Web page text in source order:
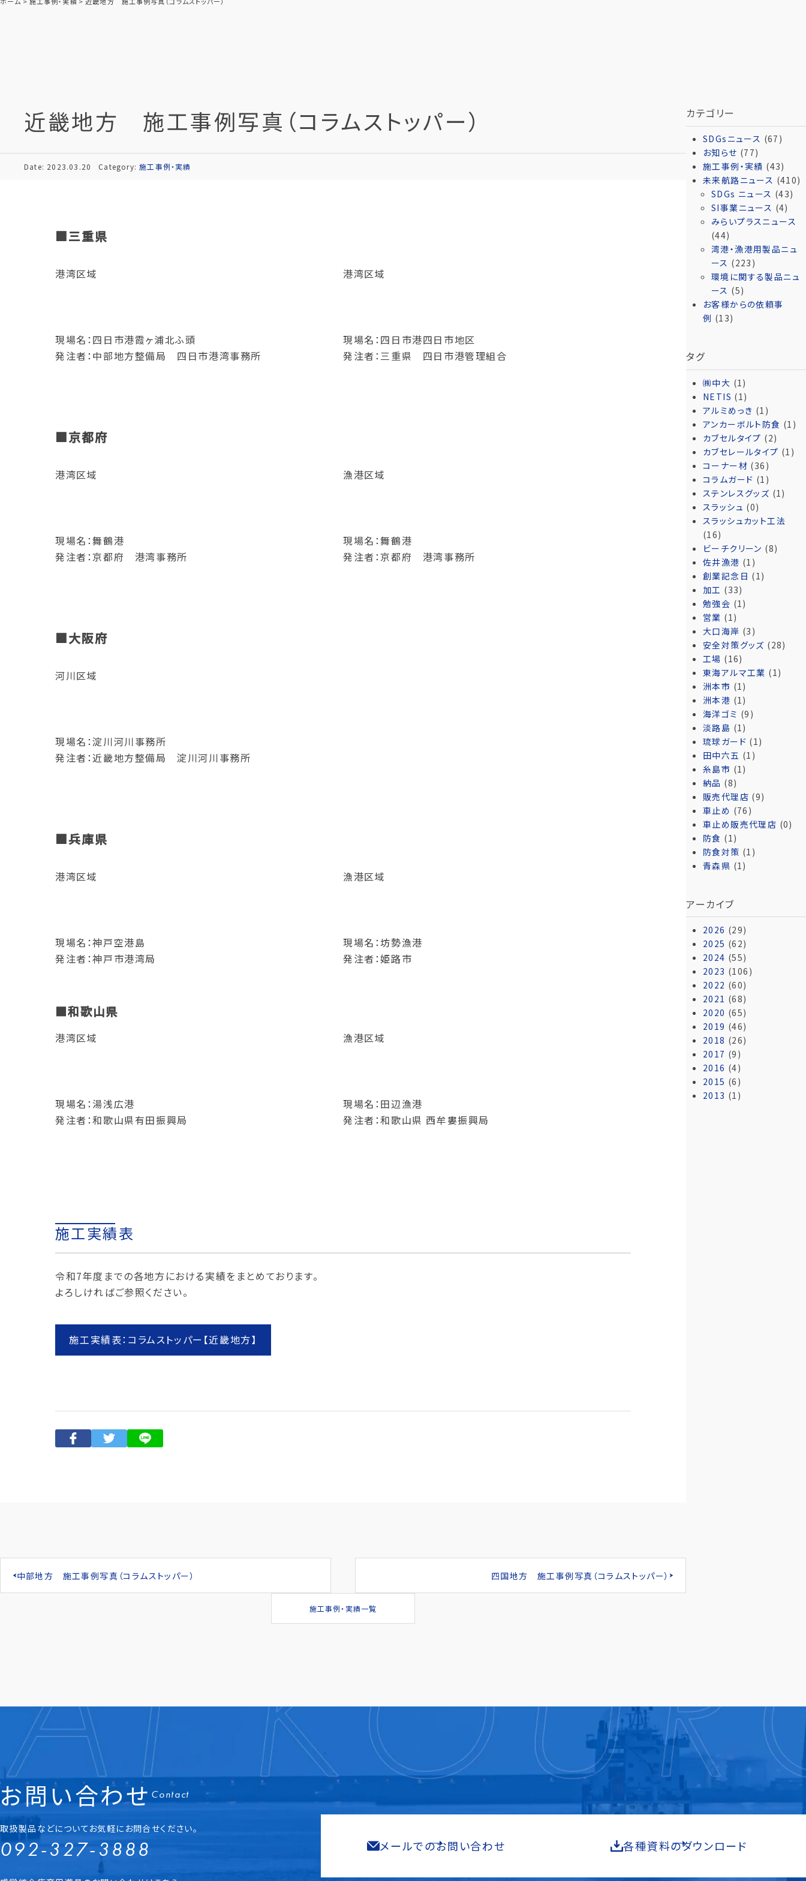
近畿地方 施工事例写真（コラムストッパー）
Date: 2023.03.20 Category:施工事例・実績
■三重県
港湾区域 港湾区域
現場名：四日市港霞ヶ浦北ふ頭
発注者：中部地方整備局 四日市港湾事務所
現場名：四日市港四日市地区
発注者：三重県 四日市港管理組合
■京都府
港湾区域 漁港区域
現場名：舞鶴港
発注者：京都府 港湾事務所
現場名：舞鶴港
発注者：京都府 港湾事務所
■大阪府
河川区域
現場名：淀川河川事務所
発注者：近畿地方整備局 淀川河川事務所
■兵庫県
港湾区域 漁港区域
現場名：神戸空港島
発注者：神戸市港湾局
現場名：坊勢漁港
発注者：姫路市
■和歌山県
港湾区域 漁港区域
現場名：湯浅広港
発注者：和歌山県有田振興局
現場名：田辺漁港
発注者：和歌山県 西牟婁振興局
施工実績表
令和7年度までの各地方における実績をまとめております。
よろしければご参照ください。
施工実績表：コラムストッパー【近畿地方】
中部地方 施工事例写真（コラムストッパー） 四国地方 施工事例写真（コラムストッパー）
施工事例・実績一覧
カテゴリー
SDGsニュース (67)
お知らせ (77)
施工事例・実績 (43)
未来航路ニュース (410)
SDGs ニュース (43)
SI事業ニュース (4)
みらいプラスニュース
(44)
湾港・漁港用製品ニュ
ース (223)
環境に関する製品ニュ
ース (5)
お客様からの依頼事
例 (13)
タグ
㈱中大 (1)
NETIS (1)
アルミめっき (1)
アンカーボルト防食 (1)
カブセルタイプ (2)
カブセレールタイプ (1)
コーナー材 (36)
コラムガード (1)
ステンレスグッズ (1)
スラッシュ (0)
スラッシュカット工法
(16)
ビーチクリーン (8)
佐井漁港 (1)
創業記念日 (1)
加工 (33)
勉強会 (1)
営業 (1)
大口海岸 (3)
安全対策グッズ (28)
工場 (16)
東海アルマ工業 (1)
洲本市 (1)
洲本港 (1)
海洋ゴミ (9)
淡路島 (1)
琉球ガード (1)
田中六五 (1)
糸島市 (1)
納品 (8)
販売代理店 (9)
車止め (76)
車止め販売代理店 (0)
防食 (1)
防食対策 (1)
青森県 (1)
アーカイブ
2026 (29)
2025 (62)
2024 (55)
2023 (106)
2022 (60)
2021 (68)
2020 (65)
2019 (46)
2018 (26)
2017 (9)
2016 (4)
2015 (6)
2013 (1)
お問い合わせ Contact
取扱製品などについてお気軽にお問合せください。
092-327-3888 メールでのお問い合わせ 各種資料のダウンロード